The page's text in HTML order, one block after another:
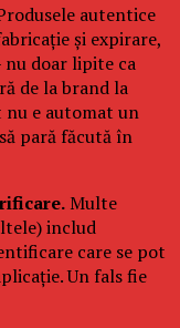
autentice
și expirare,
doar lipite ca
de la brand la
nu e automat un
pară făcută în
Multe
includ
care se pot
Un fals fie